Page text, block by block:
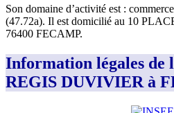
Son domaine d’activité est :
(47.72a). Il est domicilié au 10
76400 FECAMP.
Information légales de
REGIS DUVIVIER à